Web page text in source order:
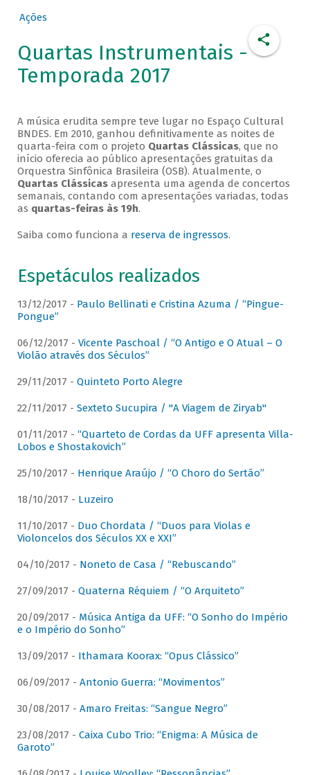
Ações
Quartas Instrumentais -
Temporada 2017
A música erudita sempre teve lugar no Espaço Cultural
BNDES. Em 2010, ganhou definitivamente as noites de
quarta-feira com o projeto Quartas Clássicas, que no
início oferecia ao público apresentações gratuitas da
Orquestra Sinfônica Brasileira (OSB). Atualmente, o
Quartas Clássicasapresenta uma agenda de concertos
semanais, contando com apresentações variadas, todas
as quartas-feiras às 19h.
Saiba como funciona a reserva de ingressos.
Espetáculos realizados
13/12/2017 - Paulo Bellinati e Cristina Azuma / “Pingue-
Pongue”
06/12/2017 - Vicente Paschoal / “O Antigo e O Atual – O
Violão através dos Séculos”
29/11/2017 - Quinteto Porto Alegre
22/11/2017 - Sexteto Sucupira / "A Viagem de Ziryab"
01/11/2017 - “Quarteto de Cordas da UFF apresenta Villa-
Lobos e Shostakovich”
25/10/2017 - Henrique Araújo / “O Choro do Sertão”
18/10/2017 - Luzeiro
11/10/2017 - Duo Chordata / “Duos para Violas e
Violoncelos dos Séculos XX e XXI”
04/10/2017 - Noneto de Casa / “Rebuscando”
27/09/2017 - Quaterna Réquiem / “O Arquiteto”
20/09/2017 - Música Antiga da UFF: “O Sonho do Império
e o Império do Sonho”
13/09/2017 - Ithamara Koorax: “Opus Clássico”
06/09/2017 - Antonio Guerra: “Movimentos”
30/08/2017 - Amaro Freitas: “Sangue Negro”
23/08/2017 - Caixa Cubo Trio: “Enigma: A Música de
Garoto”